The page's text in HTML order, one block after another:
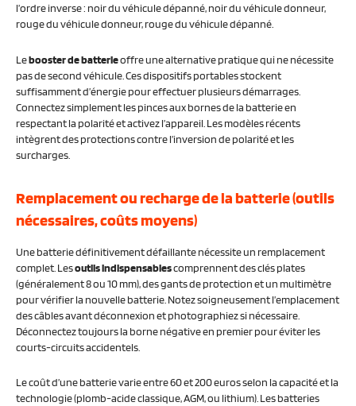
l’ordre inverse : noir du véhicule dépanné, noir du véhicule donneur,
rouge du véhicule donneur, rouge du véhicule dépanné.
Lebooster de batterieoffre une alternative pratique qui ne nécessite
pas de second véhicule. Ces dispositifs portables stockent
suffisamment d’énergie pour effectuer plusieurs démarrages.
Connectez simplement les pinces aux bornes de la batterie en
respectant la polarité et activez l’appareil. Les modèles récents
intègrent des protections contre l’inversion de polarité et les
surcharges.
Remplacement ou recharge de la batterie (outils
nécessaires, coûts moyens)
Une batterie définitivement défaillante nécessite un remplacement
complet. Lesoutils indispensablescomprennent des clés plates
(généralement 8 ou 10 mm), des gants de protection et un multimètre
pour vérifier la nouvelle batterie. Notez soigneusement l’emplacement
des câbles avant déconnexion et photographiez si nécessaire.
Déconnectez toujours la borne négative en premier pour éviter les
courts-circuits accidentels.
Le coût d’une batterie varie entre 60 et 200 euros selon la capacité et la
technologie (plomb-acide classique, AGM, ou lithium). Les batteries